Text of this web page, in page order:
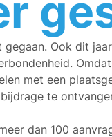
Ook dit
met een
te
dan 100